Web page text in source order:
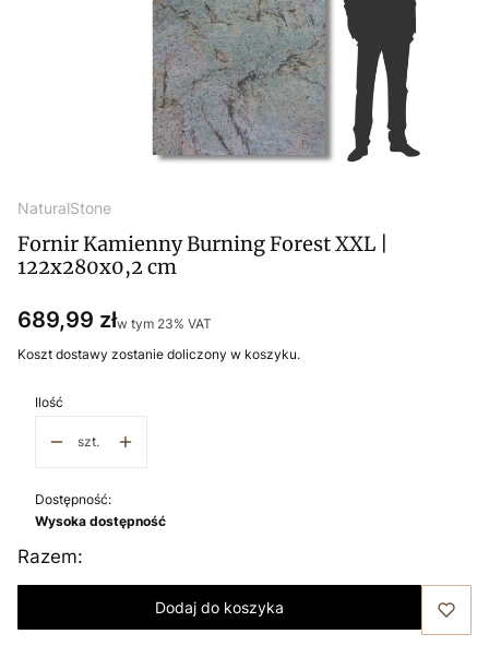
NaturalStone
Fornir Kamienny Burning Forest XXL |
122x280x0,2 cm
Cena
689,99 złw tym 23% VAT
w tym 23% VAT
Koszt dostawy zostanie doliczony w koszyku.
Ilość
szt.
Dostępność:
Wysoka dostępność
Razem:
Dodaj do koszyka